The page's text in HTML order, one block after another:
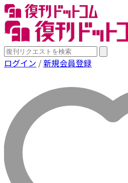
ログイン /新規会員登録